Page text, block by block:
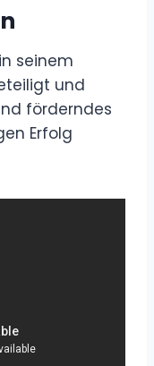
seinem
und
förderndes
Erfolg